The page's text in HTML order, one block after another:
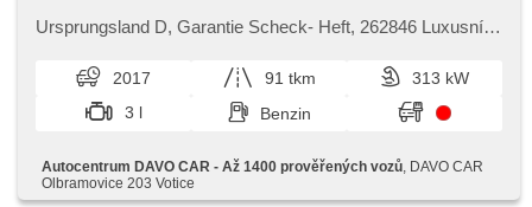
přední, parkovací senzory zadní, Antriebsschlupfregelung
des Fahrers, Elektronisches Stabilitätsprogramm (ESP),
Autoradio, AUX, Bluetooth, CD-Spieler, digitální příjem rádia
(DAB), USB, bezklíčové odemykání, Zentralverriegelung mit
Funkfernbedienung, Zentralverriegelung, erfüllt 'EURO VI',
interiéru, Lederpolsterung, Android Auto, Apple CarPlay,
hands free, Navigation, El. Seitenscheiben,
Scheibenwischersensor, Getönte Scheiben, automatické
Ursprungsland D,​ Garantie Scheck​- Heft,​ 262846 Luxusní
motorem 3.0 TFSI a poho...
2017 91 tkm
313 kW
3 l
Benzin
Autocentrum DAVO CAR - Až 1400 prověřených vozů , DAVO CAR
Olbramovice 203 Votice